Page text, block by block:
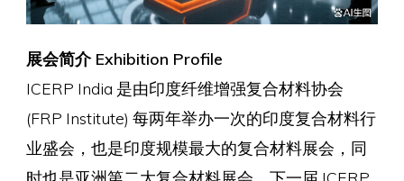
展会简介 Exhibition Profile
ICERP India 是由印度纤维增强复合材料协会
(FRP Institute) 每两年举办一次的印度复合材料行
业盛会，也是印度规模最大的复合材料展会，同